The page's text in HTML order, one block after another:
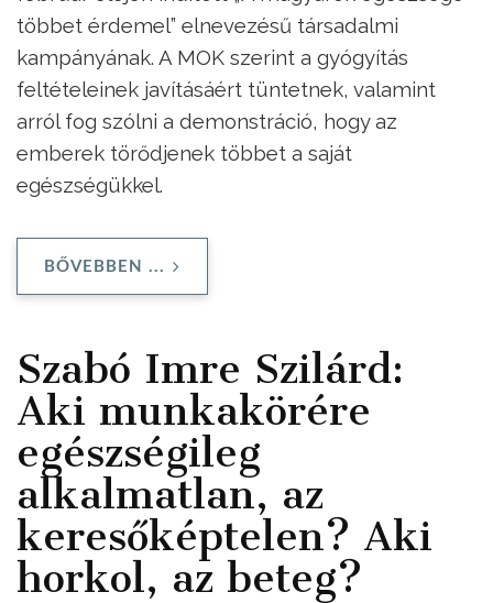
többet érdemel” elnevezésű társadalmi
kampányának. A MOK szerint a gyógyítás
feltételeinek javításáért tüntetnek, valamint
arról fog szólni a demonstráció, hogy az
emberek törődjenek többet a saját
egészségükkel.
BŐVEBBEN ...
Szabó Imre Szilárd:
Aki munkakörére
egészségileg
alkalmatlan, az
keresőképtelen? Aki
horkol, az beteg?